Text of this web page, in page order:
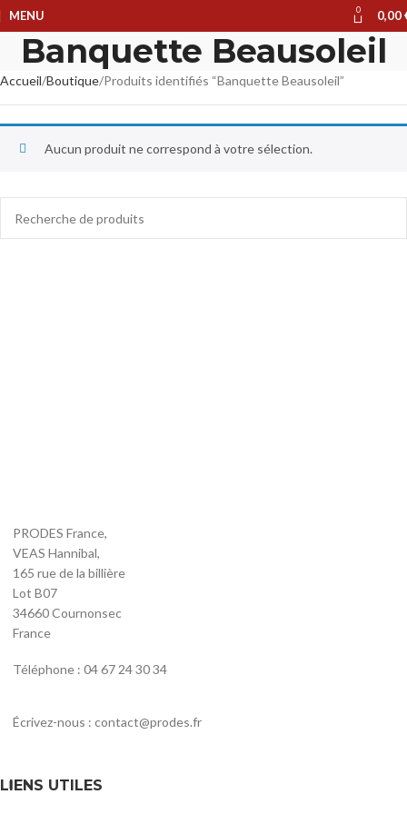
MENU 0 0,00
Banquette Beausoleil
Accueil Boutique Produits identifiés “Banquette Beausoleil”
Aucun produit ne correspond à votre sélection.
PRODES France,
VEAS Hannibal,
165 rue de la billière
Lot B07
34660 Cournonsec
France
Téléphone : 04 67 24 30 34
Écrivez-nous : contact@prodes.fr
LIENS UTILES